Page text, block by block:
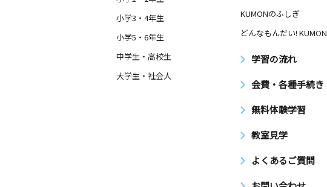
金 土 日
埼玉県越谷市相模町５丁目３４７
小学3・4年生
小学5・6年生
中学生・高校生
大学生・社会人
KUMONのふしぎ
どんなもんだい! KUMON
学習の流れ
会費・各種手続き
無料体験学習
教室見学
よくあるご質問